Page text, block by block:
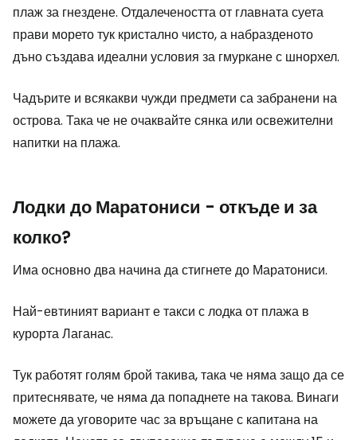
плаж за гнездене. Отдалечеността от главната суета
прави морето тук кристално чисто, а набразденото
дъно създава идеални условия за гмуркане с шнорхел.
Чадърите и всякакви чужди предмети са забранени на
острова. Така че не очаквайте сянка или освежителни
напитки на плажа.
Лодки до Маратониси - откъде и за
колко?
Има основно два начина да стигнете до Маратониси.
Най-евтиният вариант е такси с лодка от плажа в
курорта Лаганас.
Тук работят голям брой такива, така че няма защо да се
притеснявате, че няма да попаднете на такова. Винаги
можете да уговорите час за връщане с капитана на